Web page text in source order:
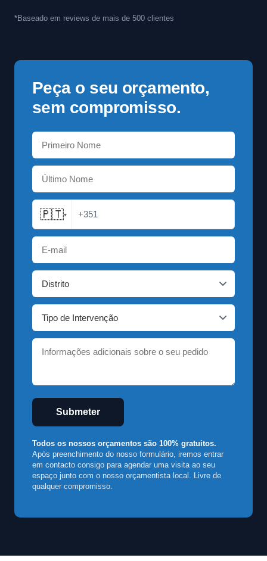
*Baseado em reviews de mais de 500 clientes
Peça o seu orçamento,
sem compromisso.
🇵🇹▾ +351
Submeter
Todos os nossos orçamentos são 100% gratuitos.
Após preenchimento do nosso formulário, iremos entrar
em contacto consigo para agendar uma visita ao seu
espaço junto com o nosso orçamentista local. Livre de
qualquer compromisso.